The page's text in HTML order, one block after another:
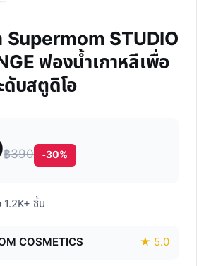
Supermom STUDIO
ฟองน้ำเกาหลีเพื่อ
ดับสตูดิโอ
฿390 -30%
1.2K+ ชิ้น
COSMETICS ★ 5.0